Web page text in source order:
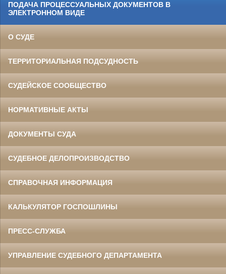
ПОДАЧА ПРОЦЕССУАЛЬНЫХ ДОКУМЕНТОВ В
ЭЛЕКТРОННОМ ВИДЕ
О СУДЕ
ТЕРРИТОРИАЛЬНАЯ ПОДСУДНОСТЬ
СУДЕЙСКОЕ СООБЩЕСТВО
НОРМАТИВНЫЕ АКТЫ
ДОКУМЕНТЫ СУДА
СУДЕБНОЕ ДЕЛОПРОИЗВОДСТВО
СПРАВОЧНАЯ ИНФОРМАЦИЯ
КАЛЬКУЛЯТОР ГОСПОШЛИНЫ
ПРЕСС-СЛУЖБА
УПРАВЛЕНИЕ СУДЕБНОГО ДЕПАРТАМЕНТА